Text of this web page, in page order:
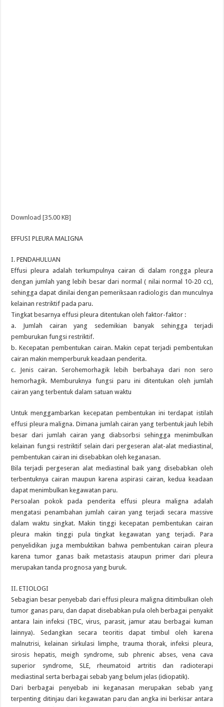
Download [35.00 KB]
EFFUSI PLEURA MALIGNA
I. PENDAHULUAN
Effusi pleura adalah terkumpulnya cairan di dalam rongga pleura
dengan jumlah yang lebih besar dari normal ( nilai normal 10-20 cc),
sehingga dapat dinilai dengan pemeriksaan radiologis dan munculnya
kelainan restriktif pada paru.
Tingkat besarnya effusi pleura ditentukan oleh faktor-faktor :
a. Jumlah cairan yang sedemikian banyak sehingga terjadi
pemburukan fungsi restriktif.
b. Kecepatan pembentukan cairan. Makin cepat terjadi pembentukan
cairan makin memperburuk keadaan penderita.
c. Jenis cairan. Serohemorhagik lebih berbahaya dari non sero
hemorhagik. Memburuknya fungsi paru ini ditentukan oleh jumlah
cairan yang terbentuk dalam satuan waktu
Untuk menggambarkan kecepatan pembentukan ini terdapat istilah
effusi pleura maligna. Dimana jumlah cairan yang terbentuk jauh lebih
besar dari jumlah cairan yang diabsorbsi sehingga menimbulkan
kelainan fungsi restriktif selain dari pergeseran alat-alat mediastinal,
pembentukan cairan ini disebabkan oleh keganasan.
Bila terjadi pergeseran alat mediastinal baik yang disebabkan oleh
terbentuknya cairan maupun karena aspirasi cairan, kedua keadaan
dapat menimbulkan kegawatan paru.
Persoalan pokok pada penderita effusi pleura maligna adalah
mengatasi penambahan jumlah cairan yang terjadi secara massive
dalam waktu singkat. Makin tinggi kecepatan pembentukan cairan
pleura makin tinggi pula tingkat kegawatan yang terjadi. Para
penyelidikan juga membuktikan bahwa pembentukan cairan pleura
karena tumor ganas baik metastasis ataupun primer dari pleura
merupakan tanda prognosa yang buruk.
II. ETIOLOGI
Sebagian besar penyebab dari effusi pleura maligna ditimbulkan oleh
tumor ganas paru, dan dapat disebabkan pula oleh berbagai penyakit
antara lain infeksi (TBC, virus, parasit, jamur atau berbagai kuman
lainnya). Sedangkan secara teoritis dapat timbul oleh karena
malnutrisi, kelainan sirkulasi limphe, trauma thorak, infeksi pleura,
sirosis hepatis, meigh syndrome, sub phrenic abses, vena cava
superior syndrome, SLE, rheumatoid artritis dan radioterapi
mediastinal serta berbagai sebab yang belum jelas (idiopatik).
Dari berbagai penyebab ini keganasan merupakan sebab yang
terpenting ditinjau dari kegawatan paru dan angka ini berkisar antara